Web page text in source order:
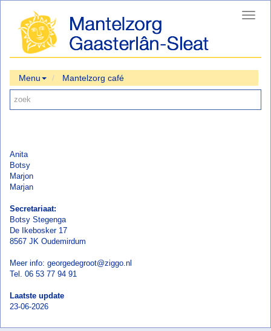
Menu Mantelzorg café
Anita
Botsy
Marjon
Marjan
Secretariaat:
Botsy Stegenga
De Ikebosker 17
8567 JK Oudemirdum
Meer info: georgedegroot@ziggo.nl
Tel. 06 53 77 94 91
Laatste update
23-06-2026